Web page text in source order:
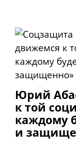
Юрий
к той
каждому
и